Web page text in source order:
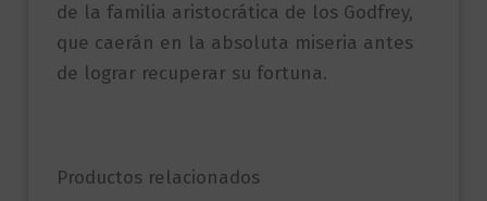
de la familia aristocrática de los Godfrey,
que caerán en la absoluta miseria antes
de lograr recuperar su fortuna.
Productos relacionados